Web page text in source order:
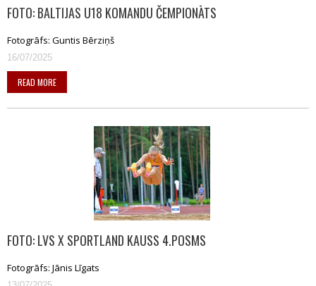
FOTO: BALTIJAS U18 KOMANDU ČEMPIONĀTS
Fotogrāfs: Guntis Bērziņš
16/07/2025
READ MORE
FOTO: LVS X SPORTLAND KAUSS 4.POSMS
Fotogrāfs: Jānis Līgats